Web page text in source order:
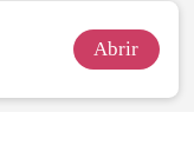
Abrir